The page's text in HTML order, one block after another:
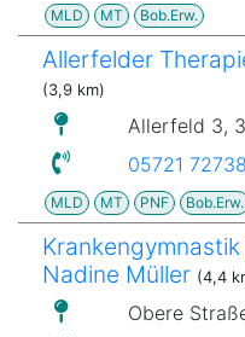
MLD MT Bob.Erw.
Allerfelder
(3,9 km)
Allerfeld 3,
05721 72738
MLD MT PNF Bob.Erw.
Krankengymnastik
Nadine Müller (4,4
Obere